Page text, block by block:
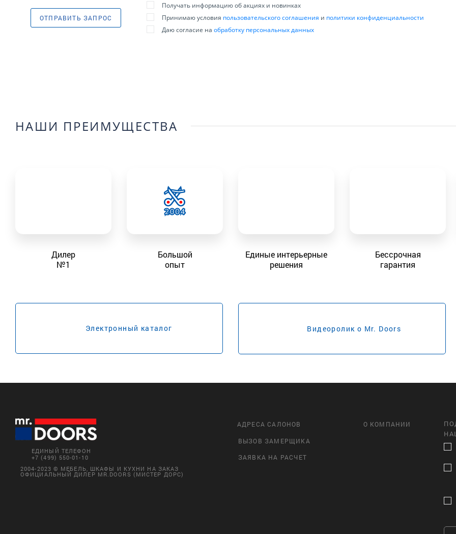
ОТПРАВИТЬ ЗАПРОС
Получать информацию об акциях и новинках
Принимаю условия пользовательского соглашения и политики конфиденциальности
Даю согласие наобработку персональных данных
НАШИ ПРЕИМУЩЕСТВА
Дилер
№1
Большой
опыт
Единые интерьерные
решения
Бессрочная
гарантия
Электронный каталог Видеоролик о Mr. Doors
ЕДИНЫЙ ТЕЛЕФОН
+7 (499) 550-01-10
2004-2023 © МЕБЕЛЬ, ШКАФЫ И КУХНИ НА ЗАКАЗ
ОФИЦИАЛЬНЫЙ ДИЛЕР MR.DOORS (МИСТЕР ДОРС)
АДРЕСА САЛОНОВ
ВЫЗОВ ЗАМЕРЩИКА
ЗАЯВКА НА РАСЧЕТ
О КОМПАНИИ